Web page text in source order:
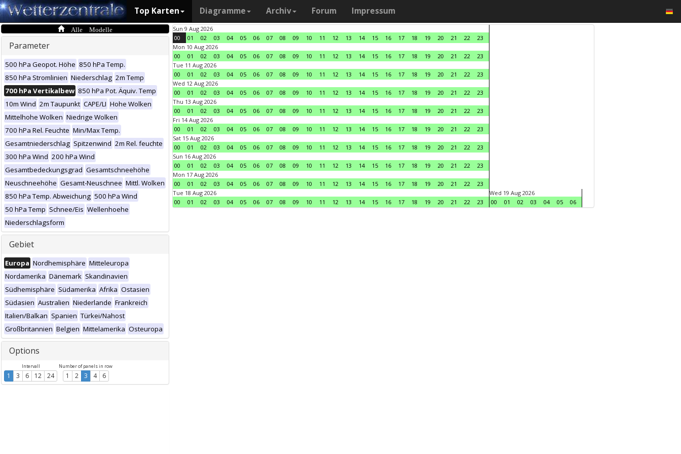
Top Karten Diagramme Archiv Forum Impressum
Alle Modelle
Parameter
500 hPa Geopot. Höhe 850 hPa Temp.
850 hPa Stromlinien Niederschlag 2m Temp
700 hPa Vertikalbew 850 hPa Pot. Äquiv. Temp
10m Wind 2m Taupunkt CAPE/LI Hohe Wolken
Mittelhohe Wolken Niedrige Wolken
700 hPa Rel. Feuchte Min/Max Temp.
Gesamtniederschlag Spitzenwind 2m Rel. feuchte
300 hPa Wind 200 hPa Wind
Gesamtbedeckungsgrad Gesamtschneehöhe
Neuschneehöhe Gesamt-Neuschnee Mittl. Wolken
850 hPa Temp. Abweichung 500 hPa Wind
50 hPa Temp Schnee/Eis Wellenhoehe
Niederschlagsform
Gebiet
Europa Nordhemisphäre Mitteleuropa
Nordamerika Dänemark Skandinavien
Südhemisphäre Südamerika Afrika Ostasien
Südasien Australien Niederlande Frankreich
Italien/Balkan Spanien Türkei/Nahost
Großbritannien Belgien Mittelamerika Osteuropa
Options
Intervall
1 3 6 12 24
Number of panels in row
1 2 3 4 6
Sun 9 Aug 2026
00
01 02 03 04 05 06 07 08 09 10 11 12 13 14 15 16 17 18 19 20 21 22
23
Mon 10 Aug 2026
00
01 02 03 04 05 06 07 08 09 10 11 12 13 14 15 16 17 18 19 20 21 22
23
Tue 11 Aug 2026
00
01 02 03 04 05 06 07 08 09 10 11 12 13 14 15 16 17 18 19 20 21 22
23
Wed 12 Aug 2026
00
01 02 03 04 05 06 07 08 09 10 11 12 13 14 15 16 17 18 19 20 21 22
23
Thu 13 Aug 2026
00
01 02 03 04 05 06 07 08 09 10 11 12 13 14 15 16 17 18 19 20 21 22
23
Fri 14 Aug 2026
00
01 02 03 04 05 06 07 08 09 10 11 12 13 14 15 16 17 18 19 20 21 22
23
Sat 15 Aug 2026
00
01 02 03 04 05 06 07 08 09 10 11 12 13 14 15 16 17 18 19 20 21 22
23
Sun 16 Aug 2026
00
01 02 03 04 05 06 07 08 09 10 11 12 13 14 15 16 17 18 19 20 21 22
23
Mon 17 Aug 2026
00
01 02 03 04 05 06 07 08 09 10 11 12 13 14 15 16 17 18 19 20 21 22
23
Tue 18 Aug 2026
00
01 02 03 04 05 06 07 08 09 10 11 12 13 14 15 16 17 18 19 20 21 22 23
Wed 19 Aug 2026
00
01 02 03 04 05 06